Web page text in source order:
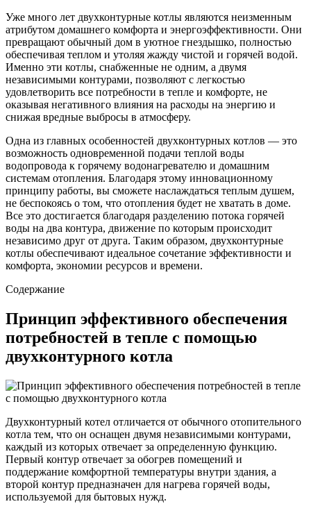
Уже много лет двухконтурные котлы являются неизменным
атрибутом домашнего комфорта и энергоэффективности. Они
превращают обычный дом в уютное гнездышко, полностью
обеспечивая теплом и утоляя жажду чистой и горячей водой.
Именно эти котлы, снабженные не одним, а двумя
независимыми контурами, позволяют с легкостью
удовлетворить все потребности в тепле и комфорте, не
оказывая негативного влияния на расходы на энергию и
снижая вредные выбросы в атмосферу.
Одна из главных особенностей двухконтурных котлов — это
возможность одновременной подачи теплой воды
водопровода к горячему водонагревателю и домашним
системам отопления. Благодаря этому инновационному
принципу работы, вы сможете наслаждаться теплым душем,
не беспокоясь о том, что отопления будет не хватать в доме.
Все это достигается благодаря разделению потока горячей
воды на два контура, движение по которым происходит
независимо друг от друга. Таким образом, двухконтурные
котлы обеспечивают идеальное сочетание эффективности и
комфорта, экономии ресурсов и времени.
Содержание
Принцип эффективного обеспечения
потребностей в тепле с помощью
двухконтурного котла
Двухконтурный котел отличается от обычного отопительного
котла тем, что он оснащен двумя независимыми контурами,
каждый из которых отвечает за определенную функцию.
Первый контур отвечает за обогрев помещений и
поддержание комфортной температуры внутри здания, а
второй контур предназначен для нагрева горячей воды,
используемой для бытовых нужд.